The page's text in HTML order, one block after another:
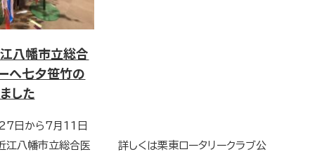
八幡市立総合
へ七夕笹竹の
した
日から7月11日
江八幡市立総合医
詳しくは栗東ロータリークラブ公